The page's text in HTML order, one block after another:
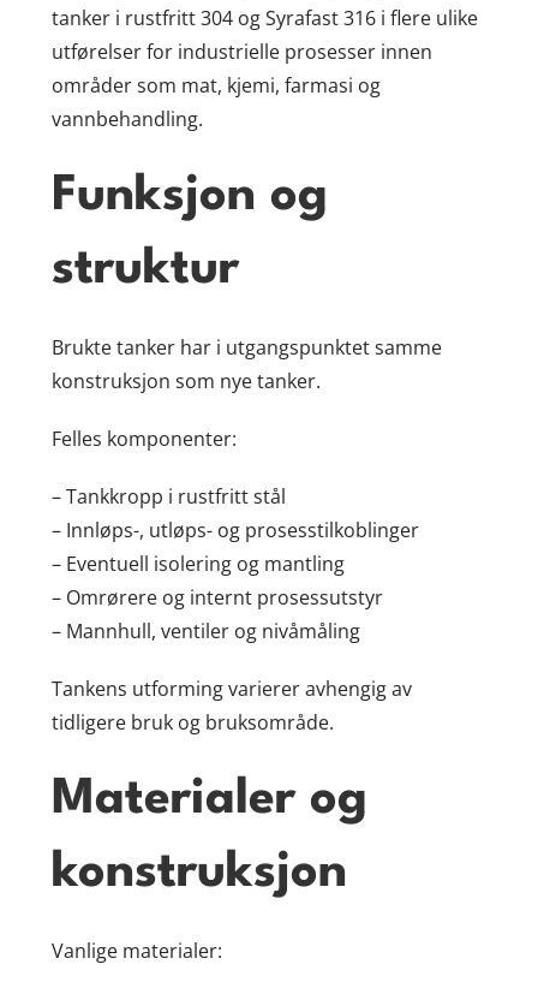
tanker i rustfritt 304 og Syrafast 316 i flere ulike
utførelser for industrielle prosesser innen
områder som mat, kjemi, farmasi og
vannbehandling.
Funksjon og
struktur
Brukte tanker har i utgangspunktet samme
konstruksjon som nye tanker.
Felles komponenter:
– Tankkropp i rustfritt stål
– Innløps-, utløps- og prosesstilkoblinger
– Eventuell isolering og mantling
– Omrørere og internt prosessutstyr
– Mannhull, ventiler og nivåmåling
Tankens utforming varierer avhengig av
tidligere bruk og bruksområde.
Materialer og
konstruksjon
Vanlige materialer: